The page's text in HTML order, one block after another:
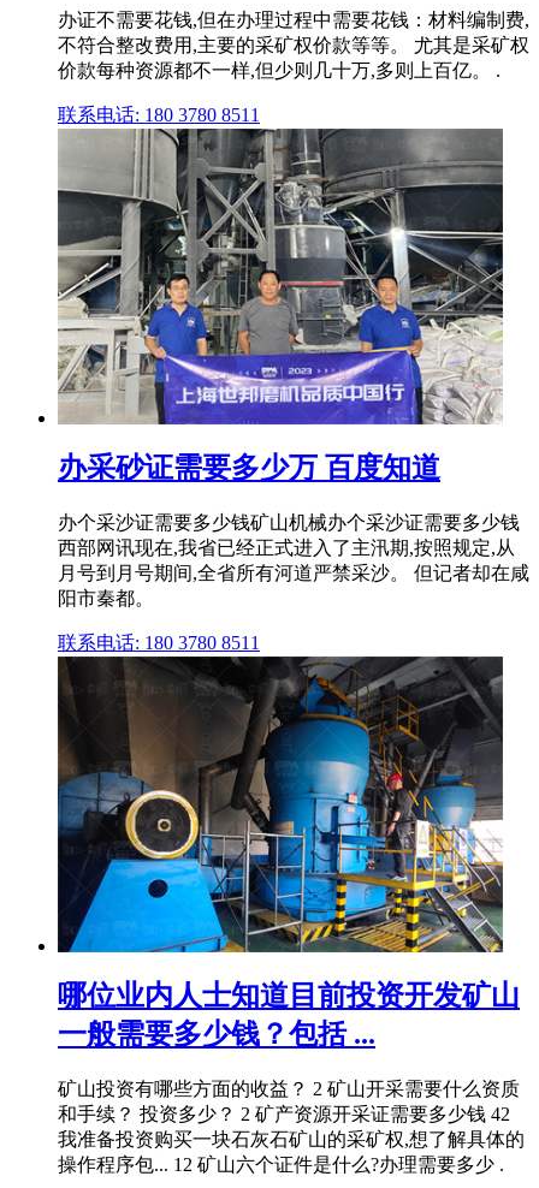
办证不需要花钱,但在办理过程中需要花钱：材料编制费,
不符合整改费用,主要的采矿权价款等等。 尤其是采矿权
价款每种资源都不一样,但少则几十万,多则上百亿。 .
联系电话: 180 3780 8511
办采砂证需要多少万 百度知道
办个采沙证需要多少钱矿山机械办个采沙证需要多少钱
西部网讯现在,我省已经正式进入了主汛期,按照规定,从
月号到月号期间,全省所有河道严禁采沙。 但记者却在咸
阳市秦都。
联系电话: 180 3780 8511
哪位业内人士知道目前投资开发矿山
一般需要多少钱？包括 ...
矿山投资有哪些方面的收益？ 2 矿山开采需要什么资质
和手续？ 投资多少？ 2 矿产资源开采证需要多少钱 42
我准备投资购买一块石灰石矿山的采矿权,想了解具体的
操作程序包... 12 矿山六个证件是什么?办理需要多少 .